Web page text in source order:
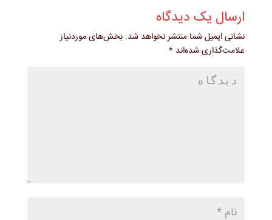
ارسال یک دیدگاه
نشانی ایمیل شما منتشر نخواهد شد. بخش‌های موردنیاز
علامت‌گذاری شده‌اند *